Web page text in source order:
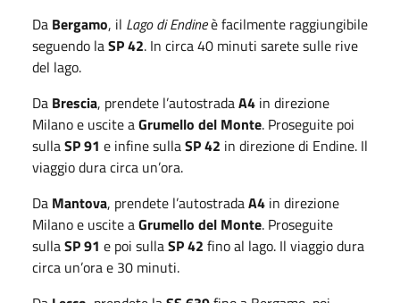
Da Bergamo, il Lago di Endineè facilmente raggiungibile
seguendo laSP 42. In circa 40 minuti sarete sulle rive
del lago.
Da Brescia, prendete l’autostradaA4 in direzione
Milano e uscite aGrumello del Monte. Proseguite poi
sullaSP 91 e infine sullaSP 42 in direzione di Endine. Il
viaggio dura circa un’ora.
Da Mantova, prendete l’autostradaA4 in direzione
Milano e uscite aGrumello del Monte. Proseguite
sullaSP 91 e poi sullaSP 42 fino al lago. Il viaggio dura
circa un’ora e 30 minuti.